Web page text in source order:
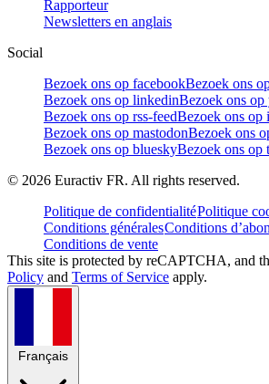
Rapporteur
Newsletters en anglais
Social
Bezoek ons op facebookBezoek ons
Bezoek ons op linkedinBezoek ons op
Bezoek ons op rss-feedBezoek ons op
Bezoek ons op mastodonBezoek ons
Bezoek ons op blueskyBezoek ons op
© 2026 Euractiv FR. All rights reserved.
Politique de confidentialitéPolitique
Conditions généralesConditions
Conditions de vente
This site is protected by reCAPTCHA, and
Policy and Terms of Service apply.
Français